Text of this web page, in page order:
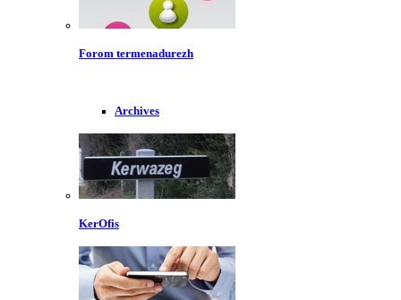
Forom termenadurezh
Archives
KerOfis